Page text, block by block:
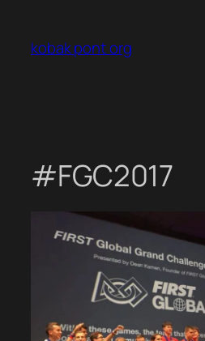
tartalomhoz
kobak pont org
#FGC2017